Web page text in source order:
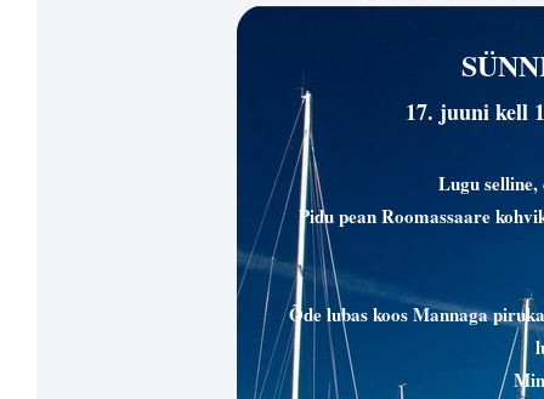
17. juuni kell
Lugu
Pidu pean Roomassaare
Õde lubas koos Mannaga